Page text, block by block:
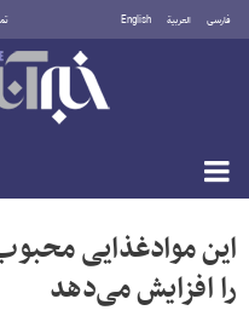
فارسی العربية English
یکشنبه ۱۸ مرداد ۱۴۰۵
این موادغذایی
را افزایش‌ می‌دهد